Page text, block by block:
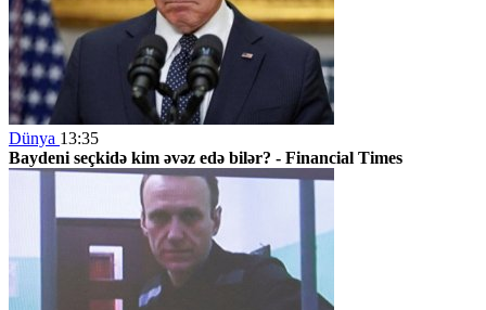
Dünya 13:35
Baydeni seçkidə kim əvəz edə bilər? - Financial Times